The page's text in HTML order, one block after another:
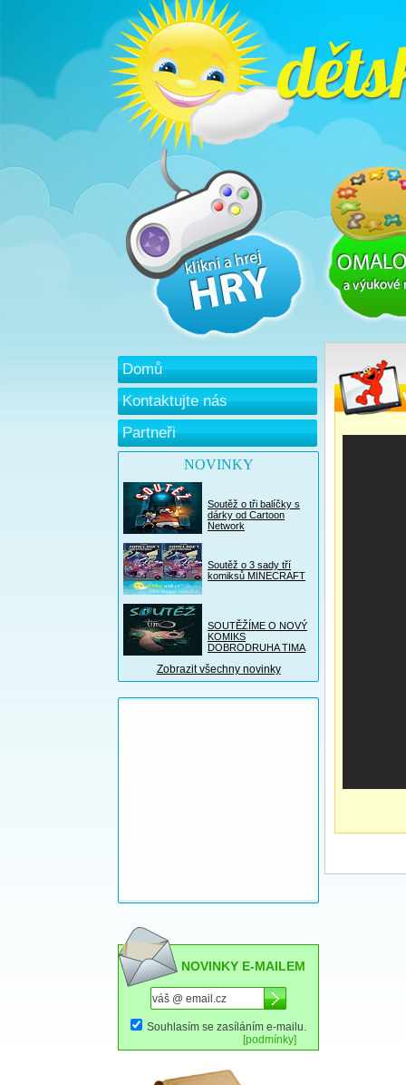
Domů
Kontaktujte nás
Partneři
NOVINKY
Soutěž o tři balíčky s
dárky od Cartoon
Network
Soutěž o 3 sady tří
komiksů MINECRAFT
SOUTĚŽÍME O NOVÝ
KOMIKS
DOBRODRUHA TIMA
Zobrazit všechny novinky
NOVINKY E-MAILEM
Souhlasím se zasíláním e-mailu.
[podmínky]